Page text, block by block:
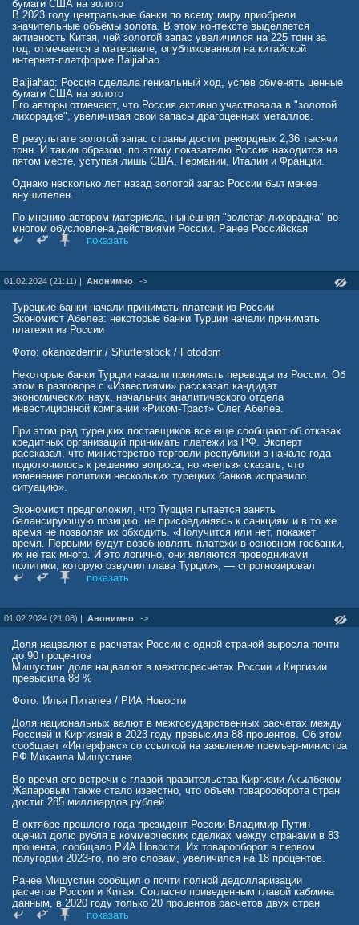
бумаги США на золото
В 2023 году центральные банки по всему миру приобрели
значительные объёмы золота. В этом контексте выделяется
активность Китая, чей золотой запас увеличился на 225 тонн за
год, отмечается в материале, опубликованном на китайской
интернет-платформе Baijiahao.
Baijiahao: Россия сделала гениальный ход, успев обменять ценные
бумаги США на золото
Его авторы отмечают, что Россия активно участвовала в "золотой
лихорадке", увеличивая свои запасы драгоценных металлов.
В результате золотой запас страны достиг рекордных 2,36 тысячи
тонн. И таким образом, по этому показателю Россия находится на
пятом месте, уступая лишь США, Германии, Италии и Франции.
Однако несколько лет назад золотой запас России был менее
внушителен.
По мнению автором материала, нынешняя "золотая лихорадка" во
многом обусловлена действиями России. Ранее Российская
Федерация относилась к золоту достаточно спокойно, предпочитая
Однако несколько лет назад произошел резкий поворот.
Центральный банк России провел масштабную распродажу
слитков на вырученные средства, утверждают авторы материала.
Тогда это решение мало кто понял, но сегодня многие страны
пытаются повторить этот ход.
Это связано с острой деградацией отношений России и США.
успешной. Несмотря на введение американским правительством
различных ограничений, российское золото остаётся для него
недоступным.
В настоящее время, когда Вашингтон активно применяет санкции,
только приобретает драгоценные металлы, но и избавляется от
американских государственных облигаций.
Отметим, что подобные материалы встречаются не только на
китайских интернет-платформах, но и в западной прессе. Но в
значительной степени интерес этот обусловлен не только
Многих аналитиков интересует российский опыт избавления от
американских государственных облигаций. Стоит напомнить, что
ещё десять лет назад Россия владела такими ценными бумагами
на сумму более ста миллиардов долларов.
Однако постепенно стала избавляться от них, как только
долларов.
не избавилась от американских ценных бумаг. Впрочем, тут и
предполагать особо нечего — достаточно вспомнить про
замороженные активы российского Центробанка в западных банках.
показать
01.02.2024 (21:11) | Анонимно ->
Турецкие банки начали принимать платежи из России
Экономист Абелев: некоторые банки Турции начали принимать
платежи из России
Фото: okanozdemir / Shutterstock / Fotodom
Некоторые банки Турции начали принимать переводы из России. Об
этом в разговоре с «Известиями» рассказал кандидат
экономических наук, начальник аналитического отдела
инвестиционной компании «Риком-Траст» Олег Абелев.
При этом ряд турецких поставщиков все еще сообщают об отказах
кредитных организаций принимать платежи из РФ. Эксперт
рассказал, что министерство торговли республики в начале года
подключилось к решению вопроса, но «нельзя сказать, что
изменение политики нескольких турецких банков исправило
ситуацию».
Экономист предположил, что Турция пытается занять
балансирующую позицию, не присоединяясь к санкциям и в то же
время не позволяя их обходить. «Получится или нет, покажет
время. Первыми будут возобновлять платежи в основном госбанки,
их не так много. И это логично, они являются проводниками
политики, которую озвучил глава Турции», — спрогнозировал
Абелев.
показать
01.02.2024 (21:08) | Анонимно ->
Доля нацвалют в расчетах России с одной страной выросла почти
до 90 процентов
Мишустин: доля нацвалют в межгосрасчетах России и Киргизии
превысила 88 %
Фото: Илья Питалев / РИА Новости
Доля национальных валют в межгосударственных расчетах между
Россией и Киргизией в 2023 году превысила 88 процентов. Об этом
сообщает «Интерфакс» со ссылкой на заявление премьер-министра
РФ Михаила Мишустина.
Во время его встречи с главой правительства Киргизии Акылбеком
Жапаровым также стало известно, что объем товарооборота стран
достиг 285 миллиардов рублей.
В октябре прошлого года президент России Владимир Путин
оценил долю рубля в коммерческих сделках между странами в 83
процента, сообщало РИА Новости. Их товарооборот в первом
полугодии 2023-го, по его словам, увеличился на 18 процентов.
Ранее Мишустин сообщил о почти полной дедолларизации
расчетов России и Китая. Согласно приведенным главой кабмина
данным, в 2020 году только 20 процентов расчетов двух стран
проводились в национальных валютах, а к концу 2023 года
показать